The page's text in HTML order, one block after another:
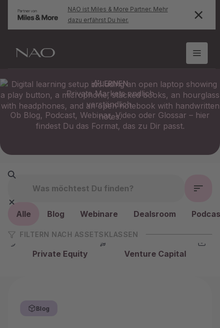
NAO ist Miles & More Partner. Mehr
dazu erfährst Du hier.
LERNEN
Private Markets endlich
verständlich.
Ob Blog, Podcast, Webinar, Video oder Glossar – hier
findest Du das Format, das zu Dir passt.
Alle Blog Webinare Dealsroom
FILTERN NACH ASSETSKLASSEN
Private Equity Venture Capital
Blog